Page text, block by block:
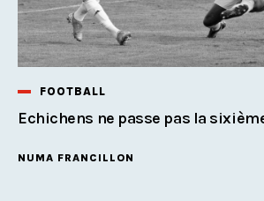
FOOTBALL
Echichens ne passe pas la
NUMA FRANCILLON